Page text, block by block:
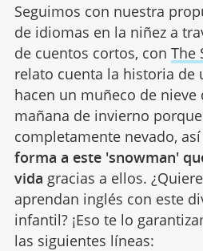
Seguimos con nuestra
de idiomas en la niñez a
de cuentos cortos, con The
relato cuenta la historia de
hacen un muñeco de
mañana de invierno
completamente nevado,
forma a este 'snowman'
vida gracias a ellos.
aprendan inglés con este
infantil? ¡Eso te lo
las siguientes líneas: